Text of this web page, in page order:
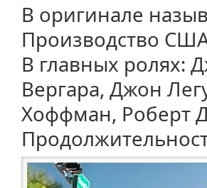
В оригинале
Производство
В главных ролях:
Вергара, Джон
Хоффман, Роберт